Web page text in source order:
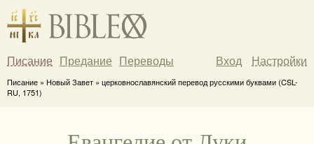
Писание Предание Переводы Вход Настройки
Писание » Новый Завет » церковнославянский перевод русскими буквами (CSL-
RU, 1751)